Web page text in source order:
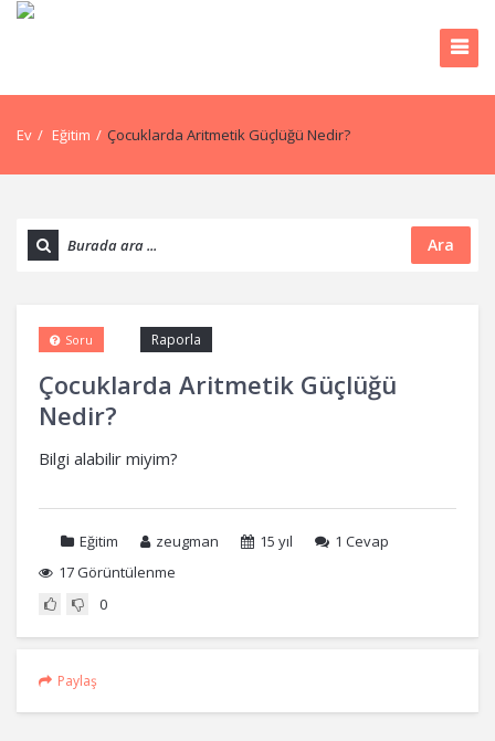
Ev / Eğitim / Çocuklarda Aritmetik Güçlüğü Nedir?
Ara
Çocuklarda Aritmetik Güçlüğü
Nedir?
Raporla
Soru
Bilgi alabilir miyim?
Eğitim zeugman 15 yıl 1 Cevap
17 Görüntülenme
0
Paylaş